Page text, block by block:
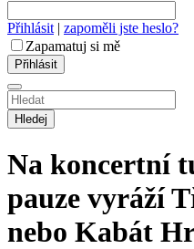
Přihlásit | zapoměli jste heslo?
Zapamatuj si mě
Hledej
Na koncertní
pauze vyráží
nebo Kabát